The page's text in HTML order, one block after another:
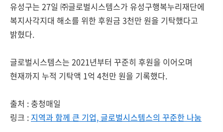
유성구는 27일 ㈜글로벌시스템스가 유성구행복누리재단에
복지사각지대 해소를 위한 후원금 3천만 원을 기탁했다고
밝혔다.
글로벌시스템스는 2021년부터 꾸준히 후원을 이어오며
현재까지 누적 기탁액 1억 4천만 원을 기록했다.
출처 : 충청매일
링크 : 지역과 함께 큰 기업, 글로벌시스템스의 꾸준한 나눔